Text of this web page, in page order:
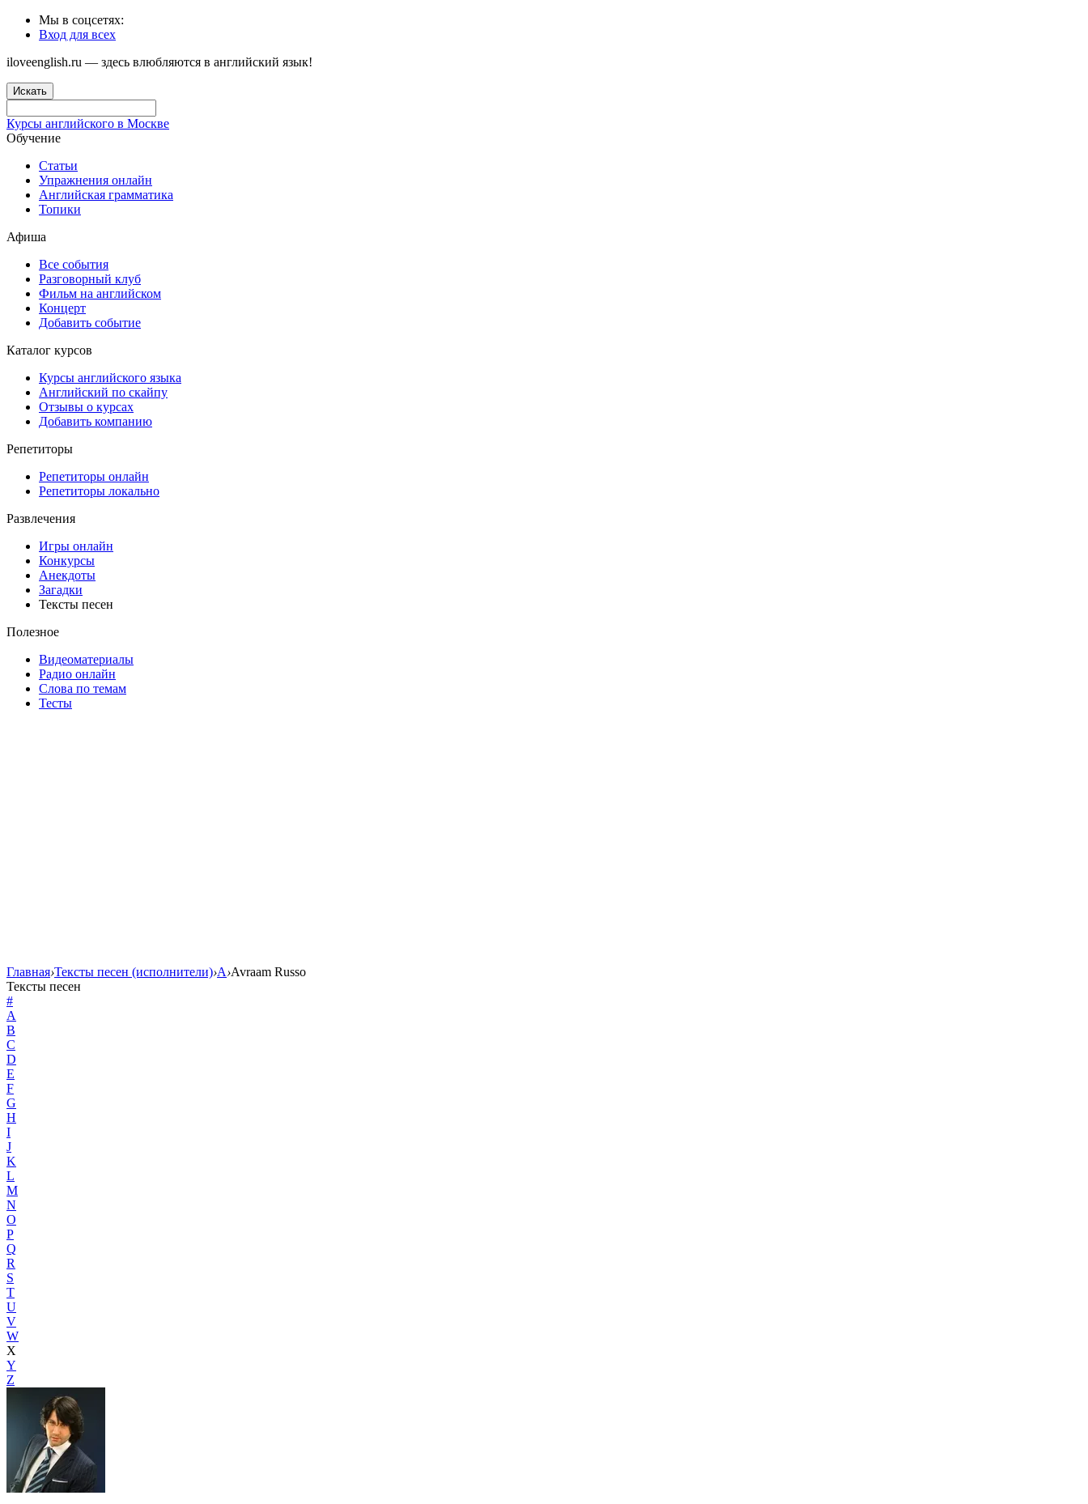
Мы в соцсетях:
Вход для всех
iloveenglish.ru — здесь влюбляются в английский язык!
Искать
Курсы английского в Москве
Обучение
Статьи
Упражнения онлайн
Английская грамматика
Топики
Афиша
Все события
Разговорный клуб
Фильм на английском
Концерт
Добавить событие
Каталог курсов
Курсы английского языка
Английский по скайпу
Отзывы о курсах
Добавить компанию
Репетиторы
Репетиторы онлайн
Репетиторы локально
Развлечения
Игры онлайн
Конкурсы
Анекдоты
Загадки
Тексты песен
Полезное
Видеоматериалы
Радио онлайн
Слова по темам
Тесты
Главная›Тексты песен (исполнители)›A›Avraam Russo
Тексты песен
#
A
B
C
D
E
F
G
H
I
J
K
L
M
N
O
P
Q
R
S
T
U
V
W
X
Y
Z